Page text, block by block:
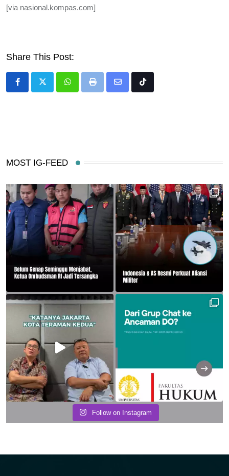
[via nasional.kompas.com]
Share This Post:
WhatsappPrint
Share
Tiktok
MOST IG-FEED
Follow on Instagram